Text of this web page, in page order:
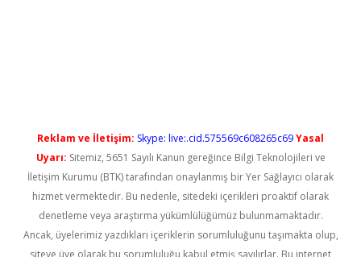
Reklam ve İletişim: Skype: live:.cid.575569c608265c69Yasal
Uyarı: Sitemiz, 5651 Sayılı Kanun gereğince Bilgi Teknolojileri ve
İletişim Kurumu (BTK) tarafından onaylanmış bir Yer Sağlayıcı olarak
hizmet vermektedir. Bu nedenle, sitedeki içerikleri proaktif olarak
denetleme veya araştırma yükümlülüğümüz bulunmamaktadır.
Ancak, üyelerimiz yazdıkları içeriklerin sorumluluğunu taşımakta olup,
siteye üye olarak bu sorumluluğu kabul etmiş sayılırlar. Bu internet